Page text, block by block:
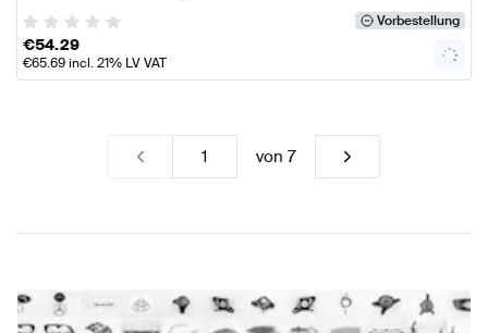
Vorbestellung
€54.29
€65.69incl. 21% LV VAT
von7